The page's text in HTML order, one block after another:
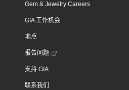
Gem & Jewelry Careers
GIA 工作机会
地点
报告问题
支持 GIA
联系我们